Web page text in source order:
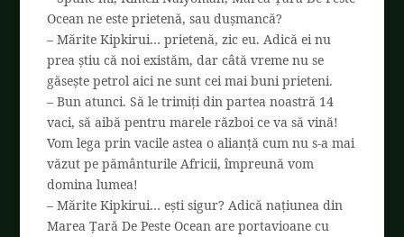
Ocean ne este prietenă, sau dușmancă?
– Mărite Kipkirui… prietenă, zic eu. Adică ei nu
prea știu că noi existăm, dar câtă vreme nu se
găsește petrol aici ne sunt cei mai buni prieteni.
– Bun atunci. Să le trimiți din partea noastră 14
vaci, să aibă pentru marele război ce va să vină!
Vom lega prin vacile astea o alianță cum nu s-a mai
văzut pe pământurile Africii, împreună vom
domina lumea!
– Mărite Kipkirui… ești sigur? Adică națiunea din
Marea Țară De Peste Ocean are portavioane cu